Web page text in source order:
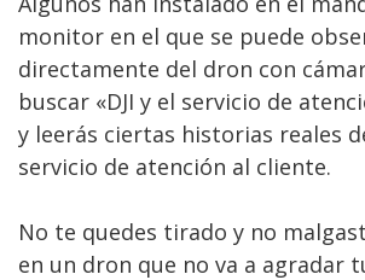
monitor en el que se puede
directamente del dron con
buscar «DJI y el servicio de
y leerás ciertas historias reales
servicio de atención al cliente.
No te quedes tirado y no
en un dron que no va a agradar